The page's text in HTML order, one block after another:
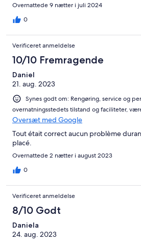
Overnattede 9 nætter i juli 2024
0
Verificeret anmeldelse
10/10 Fremragende
Daniel
21. aug. 2023
Synes godt om: Rengøring, service og
overnatningsstedets tilstand og faciliteter,
Oversæt med Google
Tout était correct aucun problème
placé.
Overnattede 2 nætter i august 2023
0
Verificeret anmeldelse
8/10 Godt
Daniela
24. aug. 2023